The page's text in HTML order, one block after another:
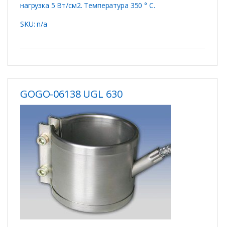
нагрузка 5 Вт/см2. Температура 350 ° C.
SKU: n/a
GOGO-06138 UGL 630